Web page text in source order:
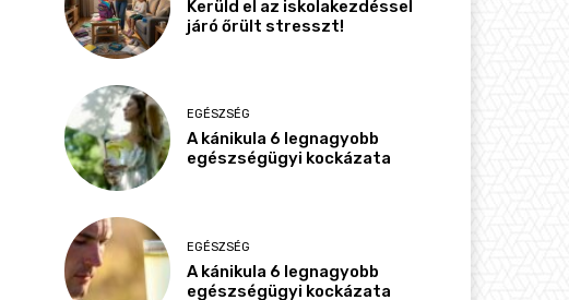
Kerüld el az iskolakezdéssel
járó őrült stresszt!
EGÉSZSÉG
A kánikula 6 legnagyobb
egészségügyi kockázata
EGÉSZSÉG
A kánikula 6 legnagyobb
egészségügyi kockázata